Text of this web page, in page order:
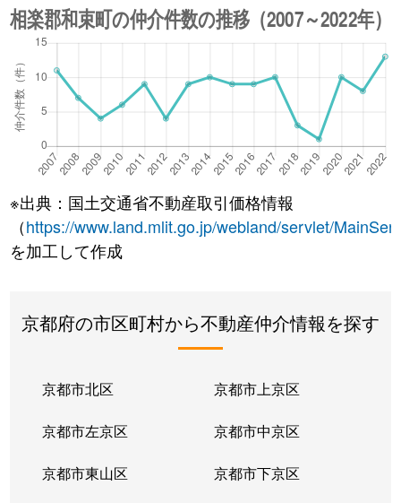
※出典：国土交通省不動産取引価格情報
（https://www.land.mlit.go.jp/webland/servlet/
を加工して作成
京都府の市区町村から不動産仲介情報を探す
京都市北区 京都市上京区
京都市左京区 京都市中京区
京都市東山区 京都市下京区